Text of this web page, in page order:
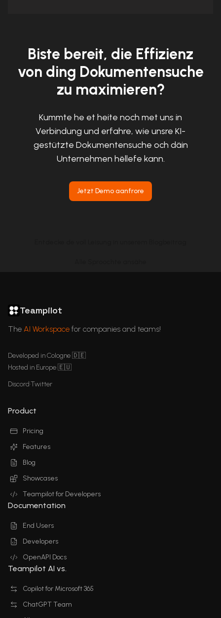
Biste bereit, die Effizienz
von ding Dokumentensuche
zu maximieren?
Kummte he et heite noch met uns in
Verbindung und erfahre, wie unsre KI-
gestützte Dokumentensuche och däin
Unternehmen hëllefe kann.
Jetzt Demo aanfrore
Teampilot
The AI Workspace for companies and teams!
Developed in Cologne 🇩🇪
Hosted in Europe 🇪🇺
Discord•Twitter
Product
Pricing
Features
Blog
Showcases
Teampilot for Developers
Documentation
End Users
Developers
OpenAPI Docs
Teampilot AI vs.
Copilot for Microsoft 365
ChatGPT Team
ChatGPT in Languages
GDPR Compliant ChatGPT
ChatGPT for business
Articles